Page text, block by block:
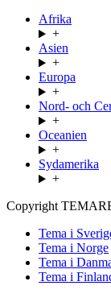
Afrika
+
Asien
+
Europa
+
Nord- och
+
Oceanien
+
Sydamerika
+
Copyright
Tema i
Tema i Norge
Tema i
Tema i